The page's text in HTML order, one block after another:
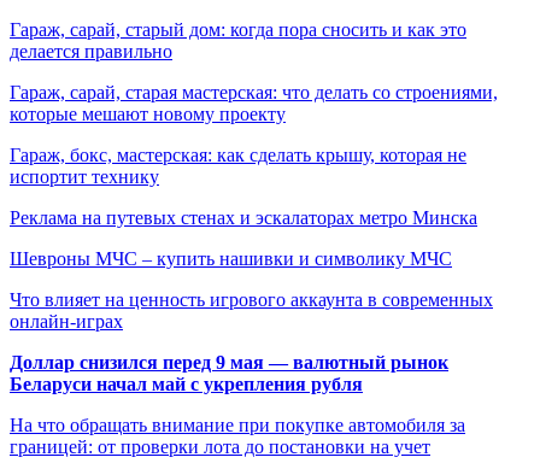
Гараж, сарай, старый дом: когда пора сносить и как это
делается правильно
Гараж, сарай, старая мастерская: что делать со строениями,
которые мешают новому проекту
Гараж, бокс, мастерская: как сделать крышу, которая не
испортит технику
Реклама на путевых стенах и эскалаторах метро Минска
Шевроны МЧС – купить нашивки и символику МЧС
Что влияет на ценность игрового аккаунта в современных
онлайн-играх
Доллар снизился перед 9 мая — валютный рынок
Беларуси начал май с укрепления рубля
На что обращать внимание при покупке автомобиля за
границей: от проверки лота до постановки на учет